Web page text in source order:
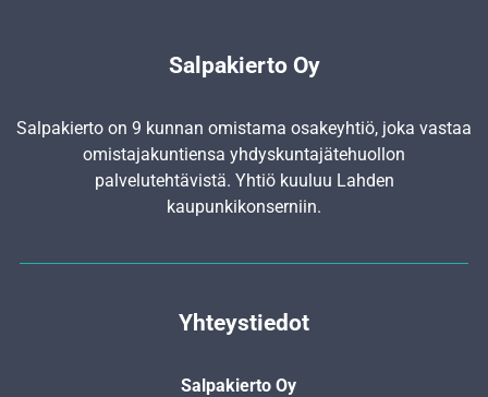
Salpakierto Oy
Salpakierto on 9 kunnan omistama osakeyhtiö, joka vastaa
omistajakuntiensa yhdyskunta­jätehuollon
palvelutehtävistä. Yhtiö kuuluu Lahden
kaupunkikonserniin.
Yhteystiedot
Salpakierto Oy